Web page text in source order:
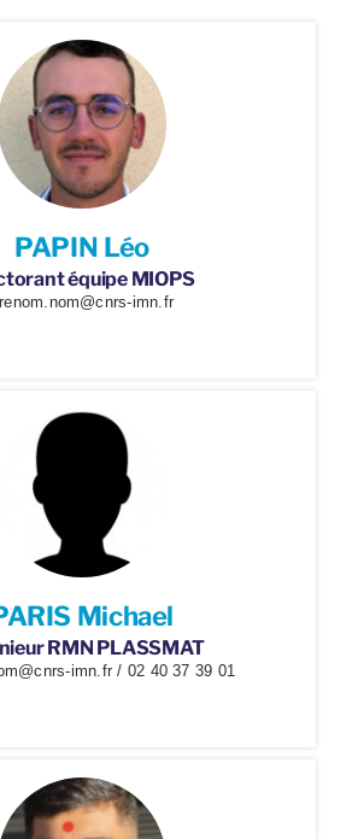
PAPIN Léo
équipe MIOPS
imn.fr
Michael
RMN PLASSMAT
imn.fr / 02 40 37 39 01